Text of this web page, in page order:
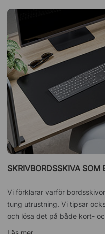
SKRIVBORDSSKIVA SOM
Vi förklarar varför
tung utrustning. Vi tipsar
och lösa det på både kort-